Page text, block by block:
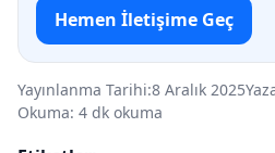
Hemen İletişime Geç
Yayınlanma Tarihi:8 Aralık 2025
Okuma: 4 dk okuma